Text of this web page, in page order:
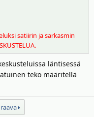
satiirin ja sarkasmin
läntisessä
teko määritellä